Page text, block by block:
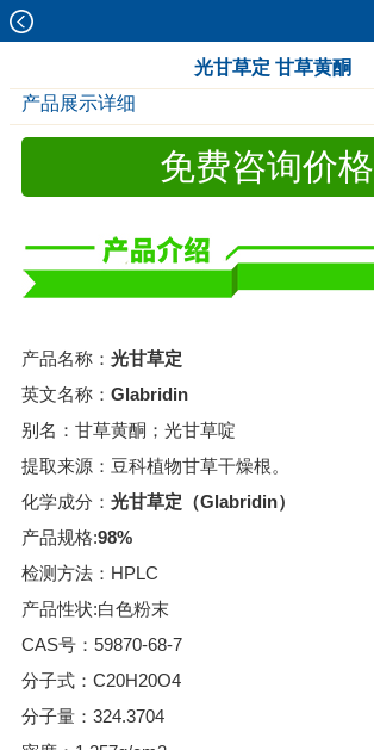
光甘草定 甘草黄酮
产品展示详细
免费咨询价格
产品名称： 光甘草定
英文名称： Glabridin
别名：甘草黄酮；光甘草啶
提取来源：豆科植物甘草干燥根。
化学成分： 光甘草定（Glabridin）
产品规格:98%
检测方法：HPLC
产品性状:白色粉末
CAS号：59870-68-7
分子式：C20H20O4
分子量：324.3704